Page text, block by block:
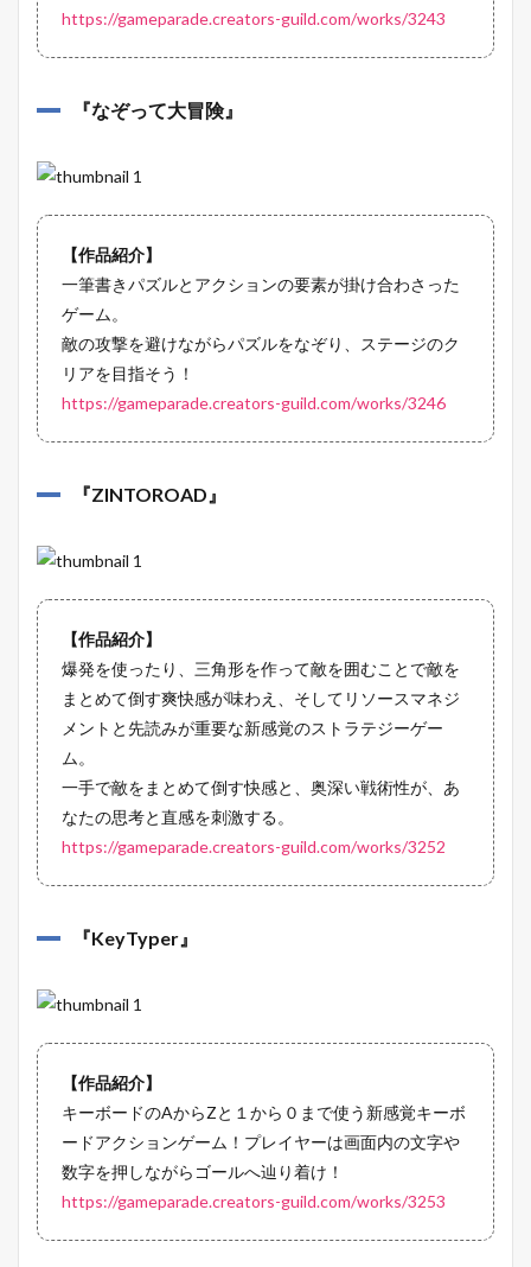
https://gameparade.creators-guild.com/works/3243
『なぞって大冒険』
【作品紹介】
一筆書きパズルとアクションの要素が掛け合わさった
ゲーム。
敵の攻撃を避けながらパズルをなぞり、ステージのク
リアを目指そう！
https://gameparade.creators-guild.com/works/3246
『ZINTOROAD 』
【作品紹介】
爆発を使ったり、三角形を作って敵を囲むことで敵を
まとめて倒す爽快感が味わえ、そしてリソースマネジ
メントと先読みが重要な新感覚のストラテジーゲー
ム。
一手で敵をまとめて倒す快感と、奥深い戦術性が、あ
なたの思考と直感を刺激する。
https://gameparade.creators-guild.com/works/3252
『KeyTyper 』
【作品紹介】
キーボードのAからZと１から０まで使う新感覚キーボ
ードアクションゲーム！プレイヤーは画面内の文字や
数字を押しながらゴールへ辿り着け！
https://gameparade.creators-guild.com/works/3253